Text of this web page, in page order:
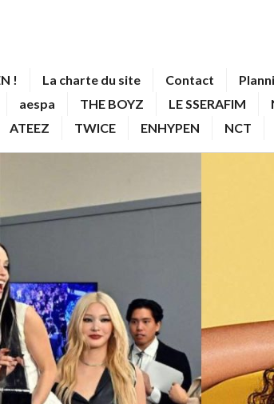
! La charte du site Contact
aespa THE BOYZ LE SSERAFIM
ATEEZ TWICE ENHYPEN NCT